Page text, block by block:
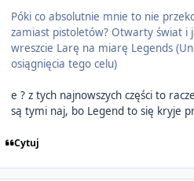
Póki co absolutnie mnie to nie
zamiast pistoletów? Otwarty świat i
wreszcie Larę na miarę Legends
osiągnięcia tego celu)
e ? z tych najnowszych części to
są tymi naj, bo Legend to się kryje
Cytuj